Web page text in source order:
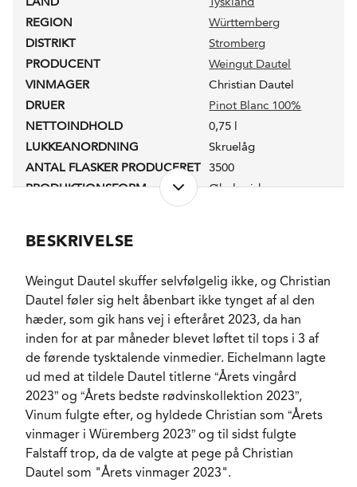
REGION
Württemberg
DISTRIKT
Stromberg
PRODUCENT
Weingut Dautel
VINMAGER
Christian Dautel
DRUER
Pinot Blanc 100%
NETTOINDHOLD
0,75 l
LUKKEANORDNING
Skruelåg
ANTAL FLASKER PRODUCERET 3500
PRODUKTIONSFORM
Økologisk
SYREINDHOLD
FADLAGRET
Ja
LAGRING
6 måneder i en
blanding af neutrale
tanke og store brugte
fade.
FORVENTET HOLDBARHED
3-4 år fra høståret.
SERVERINGS-TEMPERATUR
7 - 9°C
EMBALLAGETYPE
Flaske (75 cl)
VARENR.
300374
BESKRIVELSE
Weingut Dautel skuffer selvfølgelig ikke, og Christian
Dautel føler sig helt åbenbart ikke tynget af al den
hæder, som gik hans vej i efteråret 2023, da han
inden for at par måneder blevet løftet til tops i 3 af
de førende tysktalende vinmedier. Eichelmann lagte
ud med at tildele Dautel titlerne “Årets vingård
2023” og “Årets bedste rødvinskollektion 2023”,
Vinum fulgte efter, og hyldede Christian som “Årets
vinmager i Würemberg 2023” og til sidst fulgte
Falstaff trop, da de valgte at pege på Christian
Dautel som "Årets vinmager 2023".